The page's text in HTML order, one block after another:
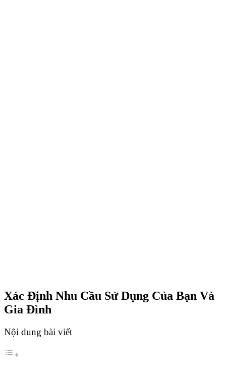
Xác Định Nhu Cầu Sử Dụng Của Bạn Và
Gia Đình
Nội dung bài viết